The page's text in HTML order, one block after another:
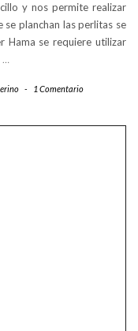
y nos permite realizar
se planchan las perlitas se
Hama se requiere utilizar
…
- 1 Comentario